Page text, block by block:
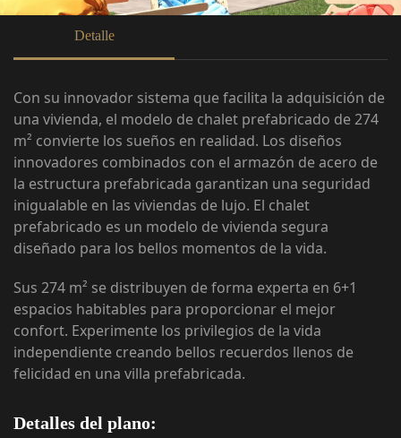
Detalle
Con su innovador sistema que facilita la adquisición de
una vivienda, el modelo de chalet prefabricado de 274
m² convierte los sueños en realidad. Los diseños
innovadores combinados con el armazón de acero de
la estructura prefabricada garantizan una seguridad
inigualable en las viviendas de lujo. El chalet
prefabricado es un modelo de vivienda segura
diseñado para los bellos momentos de la vida.
Sus 274 m² se distribuyen de forma experta en 6+1
espacios habitables para proporcionar el mejor
confort. Experimente los privilegios de la vida
independiente creando bellos recuerdos llenos de
felicidad en una villa prefabricada.
Detalles del plano: